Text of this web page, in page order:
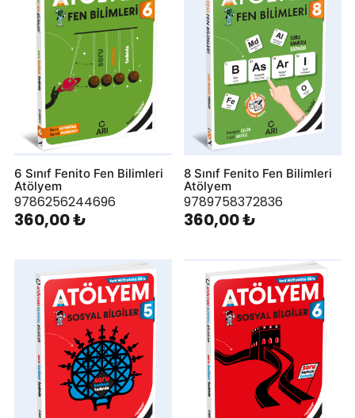
6 Sınıf Fenito Fen Bilimleri
Atölyem
9786256244696
360,00 ₺
8 Sınıf Fenito Fen Bilimleri
Atölyem
9789758372836
360,00 ₺